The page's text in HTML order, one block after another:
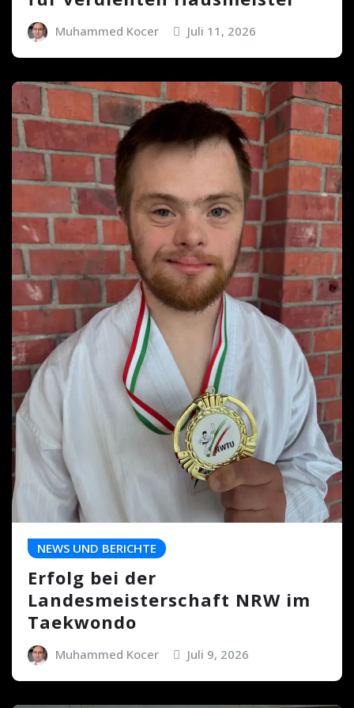
Muhammed Kocer Juli 11, 2026
NEWS UND BERICHTE
Erfolg bei der
Landesmeisterschaft NRW im
Taekwondo
Muhammed Kocer Juli 9, 2026